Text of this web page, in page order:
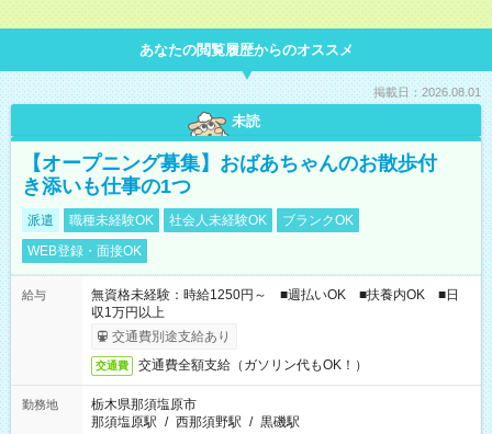
あなたの閲覧履歴からのオススメ
掲載日：2026.08.01
未読
【オープニング募集】おばあちゃんのお散歩付
き添いも仕事の1つ
派遣 職種未経験OK 社会人未経験OK
ブランクOK
WEB登録・面接OK
給与
無資格未経験：時給1250円～ ■週払いOK ■扶養内OK ■日
収1万円以上
交通費別途支給あり
交通費 交通費全額支給（ガソリン代もOK！）
勤務地
栃木県那須塩原市
那須塩原駅 / 西那須野駅 / 黒磯駅